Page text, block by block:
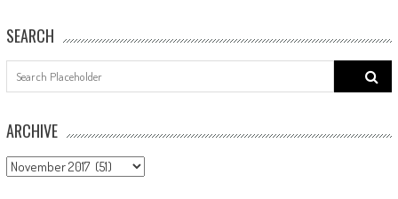
SEARCH
Search
for:
ARCHIVE
ARCHIVE